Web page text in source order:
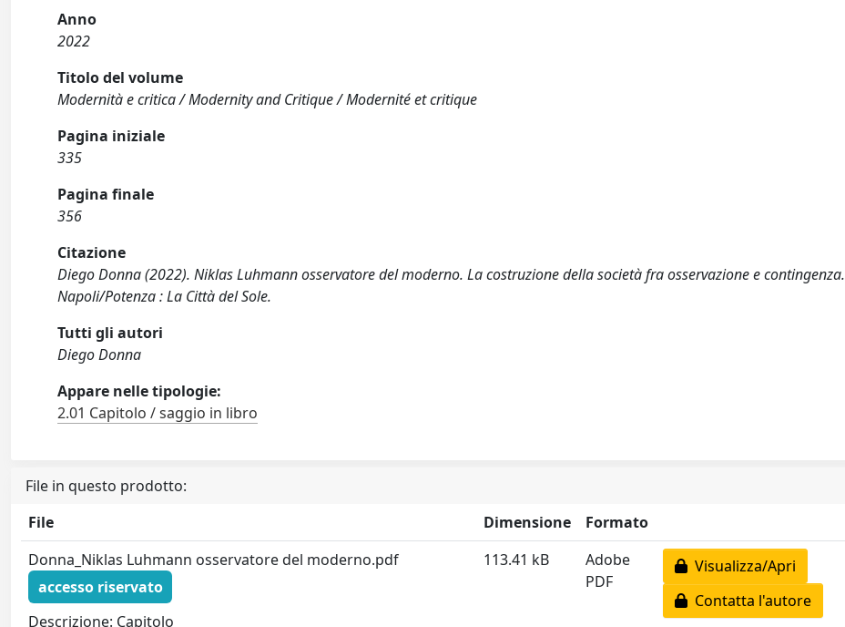
Anno
2022
Titolo del volume
Modernità e critica / Modernity and Critique / Modernité et critique
Pagina iniziale
335
Pagina finale
356
Citazione
Diego Donna (2022). Niklas Luhmann osservatore del moderno. La costruzione della società fra osservazione e contingenza.
Napoli/Potenza : La Città del Sole.
Tutti gli autori
Diego Donna
Appare nelle tipologie:
2.01 Capitolo / saggio in libro
File in questo prodotto:
File
Dimensione
Formato
Donna_Niklas Luhmann osservatore del moderno.pdf
accesso riservato
Descrizione: Capitolo
113.41 kB
Adobe
PDF
Visualizza/Apri
Contatta l'autore